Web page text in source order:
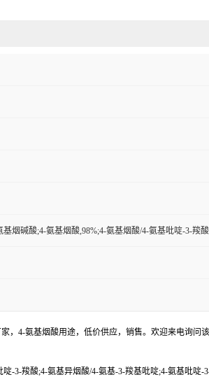
烟碱酸;4-氨基烟酸,98%;4-氨基烟酸/4-氨基吡啶-3-羧
4-氨基烟酸用途，低价供应，销售。欢迎来电询问
-3-羧酸;4-氨基异烟酸/4-氨基-3-羧基吡啶;4-氨基吡啶-